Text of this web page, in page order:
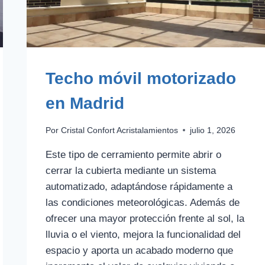
Techo móvil motorizado
en Madrid
Por Cristal Confort Acristalamientos julio 1, 2026
Este tipo de cerramiento permite abrir o
cerrar la cubierta mediante un sistema
automatizado, adaptándose rápidamente a
las condiciones meteorológicas. Además de
ofrecer una mayor protección frente al sol, la
lluvia o el viento, mejora la funcionalidad del
espacio y aporta un acabado moderno que